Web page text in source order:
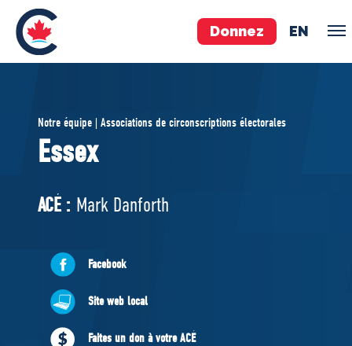
Donnez EN
ÉQUIPE
Pierre Poilievre
Vos députés conservateurs
Cabinet fantôme
Exécutif national
À PROPOS
Documents constitutifs
Notre équipe | Associations de circonscriptions électorales
Essex
ACÉ : Mark Danforth
Facebook
Site web local
Faites un don à votre ACÉ